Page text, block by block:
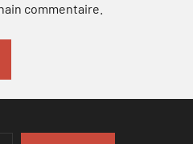
commentaire.